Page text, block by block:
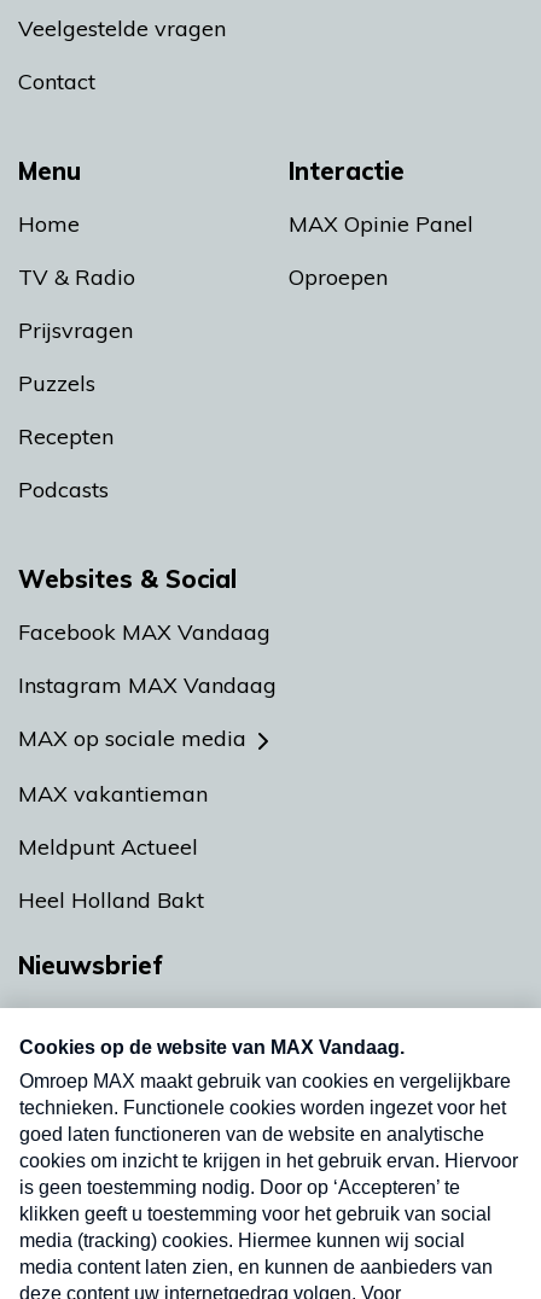
Menu
Home
TV & Radio
Prijsvragen
Puzzels
Recepten
Podcasts
Interactie
MAX Opinie Panel
Oproepen
Veelgestelde vragen
Contact
Websites & Social
Facebook MAX Vandaag
Instagram MAX Vandaag
MAX op sociale media
MAX vakantieman
Meldpunt Actueel
Heel Holland Bakt
Nieuwsbrief
nieuwsbrief. Elke vrijdag- en dinsdagochtend in
uw mailbox.
Verzend